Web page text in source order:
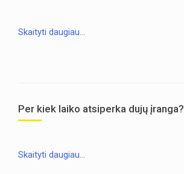
Skaityti daugiau…
Per kiek laiko atsiperka dujų įranga?
Skaityti daugiau…